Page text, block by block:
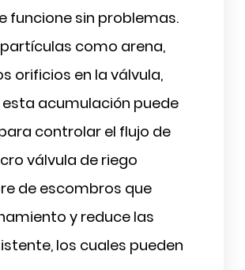
funcione sin problemas.
como arena,
orificios en la válvula,
acumulación puede
controlar el flujo de
válvula de riego
de escombros que
y reduce las
los cuales pueden